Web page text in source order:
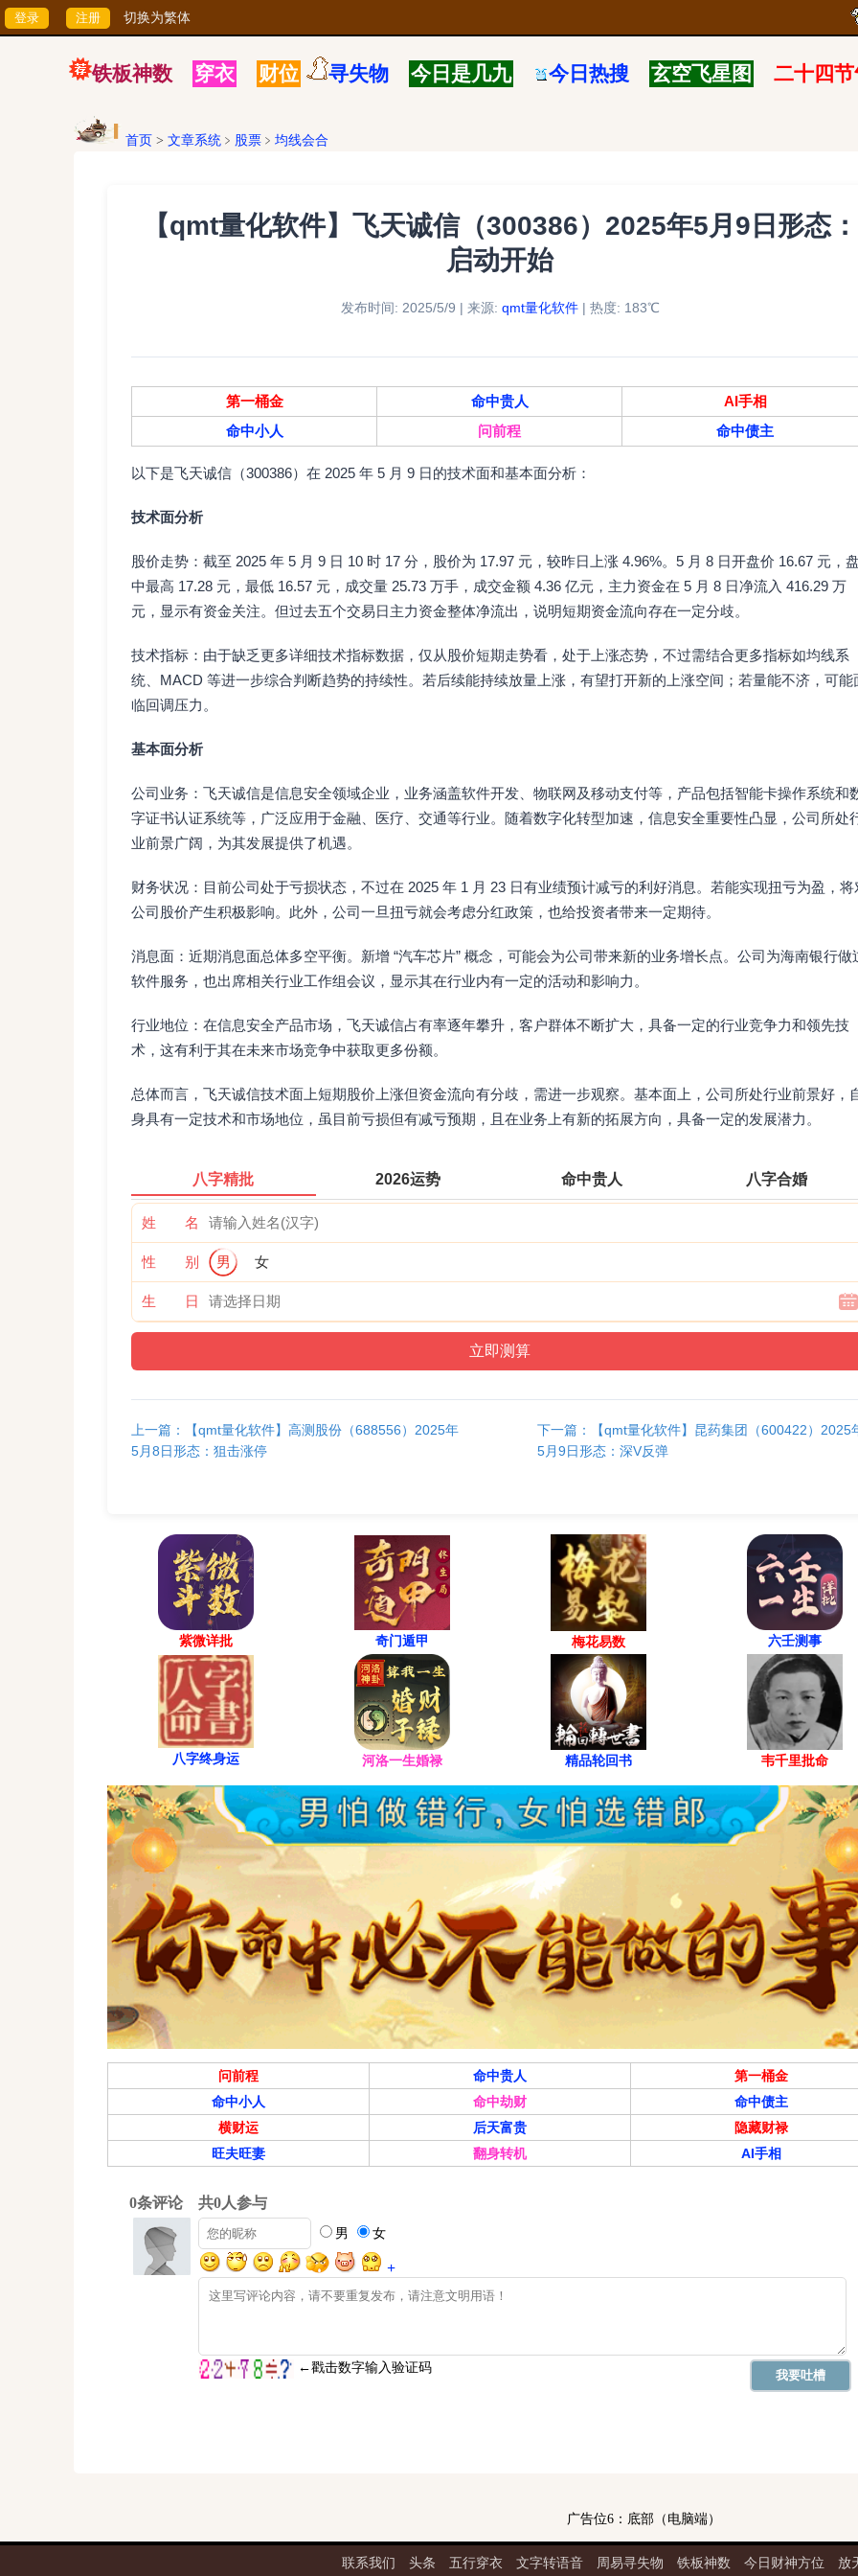
切换为繁体
铁板神数 穿衣 财位 寻失物 今日是几九 今日热搜 玄空飞星图 二十四
首页 > 文章系统 ﹥ 股票 ﹥ 均线会合
【qmt量化软件】飞天诚信（300386）2025年5月9日形态：
启动开始
发布时间: 2025/5/9 | 来源: qmt量化软件| 热度: 183℃
第一桶金 命中贵人
AI手相
命中小人
问前程 命中债主
以下是飞天诚信（300386）在 2025 年 5 月 9 日的技术面和基本面分析：
技术面分析
股价走势：截至 2025 年 5 月 9 日 10 时 17 分，股价为 17.97 元，较昨日上涨 4.96%。5 月 8 日开盘价 16.67 元，
中最高 17.28 元，最低 16.57 元，成交量 25.73 万手，成交金额 4.36 亿元，主力资金在 5 月 8 日净流入 416.29 万
元，显示有资金关注。但过去五个交易日主力资金整体净流出，说明短期资金流向存在一定分歧。
技术指标：由于缺乏更多详细技术指标数据，仅从股价短期走势看，处于上涨态势，不过需结合更多指标如均线系
统、MACD 等进一步综合判断趋势的持续性。若后续能持续放量上涨，有望打开新的上涨空间；若量能不济，可能
临回调压力。
基本面分析
公司业务：飞天诚信是信息安全领域企业，业务涵盖软件开发、物联网及移动支付等，产品包括智能卡操作系统和
字证书认证系统等，广泛应用于金融、医疗、交通等行业。随着数字化转型加速，信息安全重要性凸显，公司所处
业前景广阔，为其发展提供了机遇。
财务状况：目前公司处于亏损状态，不过在 2025 年 1 月 23 日有业绩预计减亏的利好消息。若能实现扭亏为盈，将
公司股价产生积极影响。此外，公司一旦扭亏就会考虑分红政策，也给投资者带来一定期待。
消息面：近期消息面总体多空平衡。新增 “汽车芯片” 概念，可能会为公司带来新的业务增长点。公司为海南银行做
软件服务，也出席相关行业工作组会议，显示其在行业内有一定的活动和影响力。
行业地位：在信息安全产品市场，飞天诚信占有率逐年攀升，客户群体不断扩大，具备一定的行业竞争力和领先技
术，这有利于其在未来市场竞争中获取更多份额。
总体而言，飞天诚信技术面上短期股价上涨但资金流向有分歧，需进一步观察。基本面上，公司所处行业前景好，
身具有一定技术和市场地位，虽目前亏损但有减亏预期，且在业务上有新的拓展方向，具备一定的发展潜力。
八字精批 2026运势 命中贵人 八字合婚
姓 名
性 别 男 女
生 日
上一篇：【qmt量化软件】高测股份（688556）2025年
5月8日形态：狙击涨停
下一篇：【qmt量化软件】昆药集团（600422）2025
5月9日形态：深V反弹
紫微详批 奇门遁甲 梅花易数 六壬测事
八字终身运 河洛一生婚禄 精品轮回书 韦千里批命
问前程 命中贵人
第一桶金
命中小人
命中劫财
命中债主
横财运
后天富贵
隐藏财禄
旺夫旺妻
翻身转机 AI手相
广告位6：底部（电脑端）
联系我们 头条 五行穿衣 文字转语音 周易寻失物 铁板神数 今日财神方位 放